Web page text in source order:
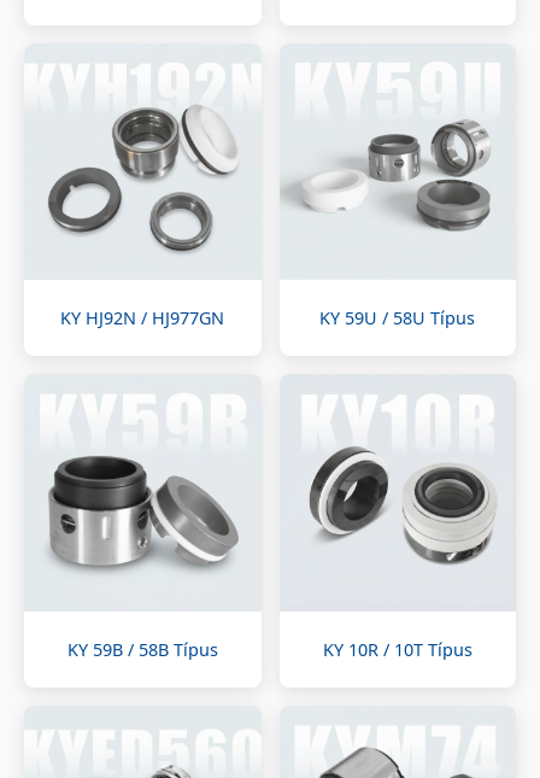
KY HJ92N / HJ977GN KY 59U / 58U Típus
KY 59B / 58B Típus KY 10R / 10T Típus